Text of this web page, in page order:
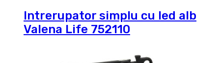
Intrerupator simplu cu led alb
Valena Life 752110